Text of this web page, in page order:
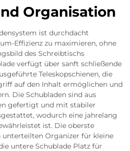
Organisation
ist durchdacht
Effizienz zu maximieren, ohne
des Schreibtischs
verfügt über sanft schließende
Teleskopschienen, die
auf den Inhalt ermöglichen und
Die Schubladen sind aus
gefertigt und mit stabiler
wodurch eine jahrelang
ist. Die oberste
unterteilten Organizer für kleine
untere Schublade Platz für